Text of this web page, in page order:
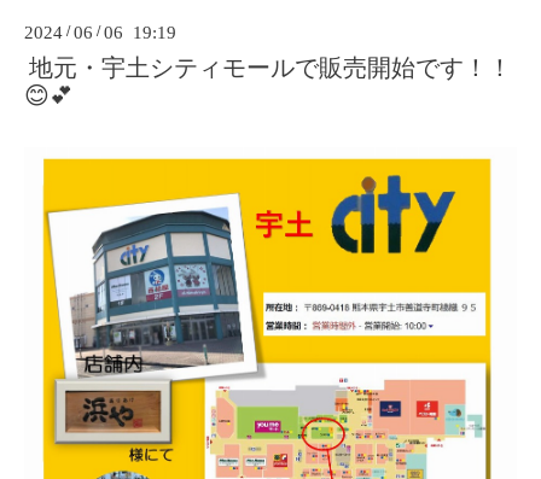
2024 /06 /06 19:19
地元・宇土シティモールで販売開始です！！
😊💕